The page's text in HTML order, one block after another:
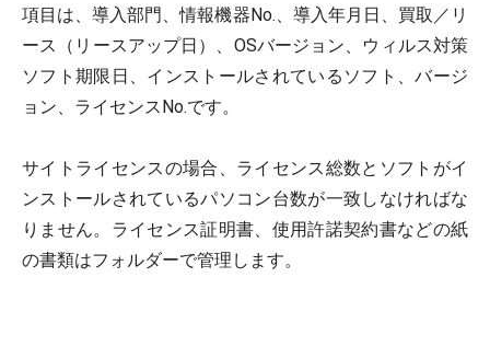
項目は、導入部門、情報機器No.、導入年月日、買取／リ
ース（リースアップ日）、OSバージョン、ウィルス対策
ソフト期限日、インストールされているソフト、バージ
ョン、ライセンスNo.です。
サイトライセンスの場合、ライセンス総数とソフトがイ
ンストールされているパソコン台数が一致しなければな
りません。ライセンス証明書、使用許諾契約書などの紙
の書類はフォルダーで管理します。